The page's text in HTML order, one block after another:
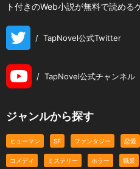
ト付きのWeb小説が無料で読める
/ TapNovel公式Twitter
/ TapNovel公式チャンネル
ジャンルから探す
ヒューマン SF ファンタジー 恋愛
コメディ ミステリー ホラー 職業